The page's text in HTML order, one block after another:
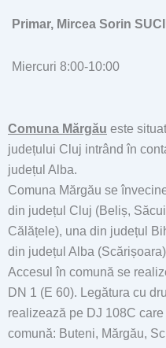
Primar, Mircea Sorin
Miercuri 8:00-10:00
Comuna Mărgău este
județului Cluj intrând în
județul Alba.
Comuna Mărgău se
din județul Cluj (Beliș,
Călățele), una din județul
din județul Alba
Accesul în comună se
DN 1 (E 60). Legătura cu
realizează pe DJ 108C
comună: Buteni, Mărgău,